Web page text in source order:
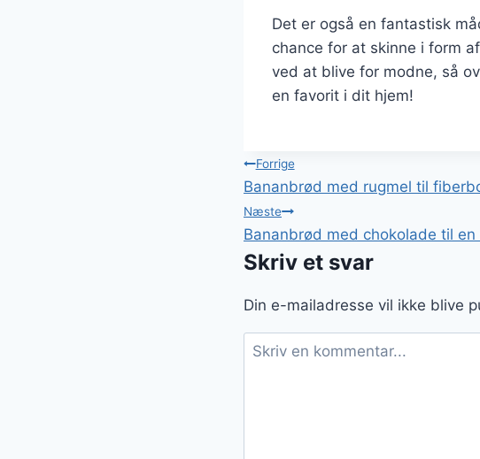
Det er også en fantastisk
chance for at skinne i form
ved at blive for modne, så
en favorit i dit hjem!
Indlægsnavigation
Forrige
Bananbrød med rugmel til
Næste
Bananbrød med chokolade til
Skriv et svar
Din e-mailadresse vil ikke blive